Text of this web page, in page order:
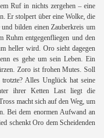
Ruf in nichts zergehen – eine
Er stolpert über eine Wolke, die
bilden einen Zauberkreis um
Ruhm entgegenfliegen und den
heller wird. Oro sieht dagegen
es gehe um sein Leben. Ein
Zoro ist frohen Mutes. Soll
Alles Unglück hat seine
ihrer Ketten Last liegt die
macht sich auf den Weg, um
Bei dem enormen Aufwand an
schenkt Oro dem Scheidenden